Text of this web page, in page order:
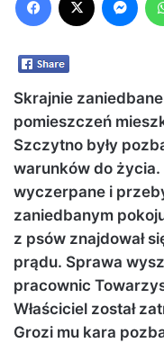
Skrajnie
pomieszczeń
Szczytno były
warunków do życia.
wyczerpane i
zaniedbanym
z psów znajdował
prądu. Sprawa
pracownic
Właściciel został
Grozi mu kara